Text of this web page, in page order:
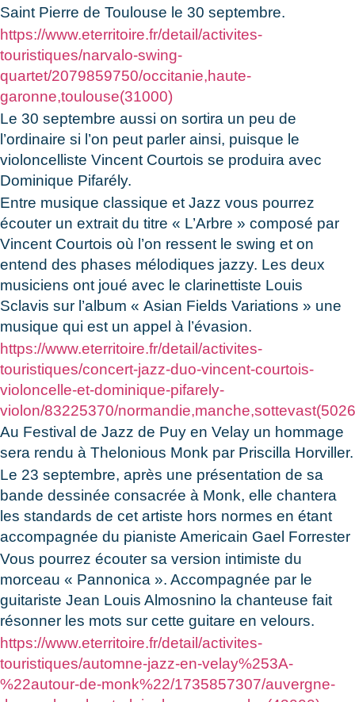
Saint Pierre de Toulouse le 30 septembre.
https://www.eterritoire.fr/detail/activites-
touristiques/narvalo-swing-
quartet/2079859750/occitanie,haute-
garonne,toulouse(31000)
Le 30 septembre aussi on sortira un peu de
l’ordinaire si l’on peut parler ainsi, puisque le
violoncelliste Vincent Courtois se produira avec
Dominique Pifarély.
Entre musique classique et Jazz vous pourrez
écouter un extrait du titre « L’Arbre » composé par
Vincent Courtois où l’on ressent le swing et on
entend des phases mélodiques jazzy. Les deux
musiciens ont joué avec le clarinettiste Louis
Sclavis sur l’album « Asian Fields Variations » une
musique qui est un appel à l’évasion.
https://www.eterritoire.fr/detail/activites-
touristiques/concert-jazz-duo-vincent-courtois-
violoncelle-et-dominique-pifarely-
violon/83225370/
Au Festival de Jazz de Puy en Velay un hommage
sera rendu à Thelonious Monk par Priscilla Horviller.
Le 23 septembre, après une présentation de sa
bande dessinée consacrée à Monk, elle chantera
les standards de cet artiste hors normes en étant
accompagnée du pianiste Americain Gael Forrester
Vous pourrez écouter sa version intimiste du
morceau « Pannonica ». Accompagnée par le
guitariste Jean Louis Almosnino la chanteuse fait
résonner les mots sur cette guitare en velours.
https://www.eterritoire.fr/detail/activites-
touristiques/automne-jazz-en-velay%253A-
%22autour-de-monk%22/1735857307/auvergne-